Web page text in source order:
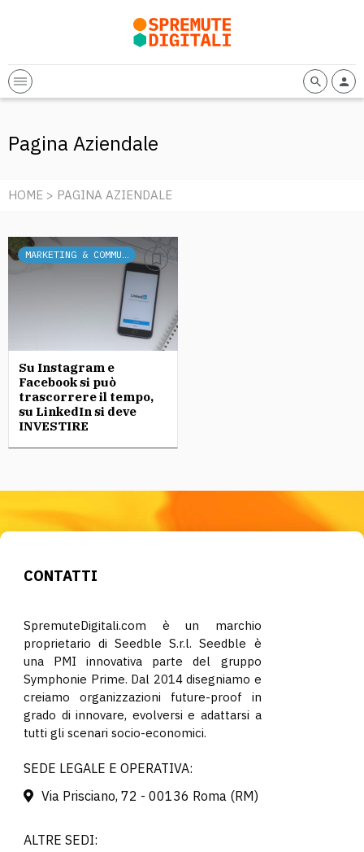
Pagina Aziendale
HOME > PAGINA AZIENDALE
MARKETING & COMMUNICATION
Su Instagram e
Facebook si può
trascorrere il tempo,
su LinkedIn si deve
INVESTIRE
CONTATTI
SpremuteDigitali.com è un marchio
proprietario di Seedble S.r.l. Seedble è
una PMI innovativa parte del gruppo
Symphonie Prime. Dal 2014 disegniamo e
creiamo organizzazioni future-proof in
grado di innovare, evolversi e adattarsi a
tutti gli scenari socio-economici.
SEDE LEGALE E OPERATIVA:
Via Prisciano, 72 - 00136 Roma (RM)
ALTRE SEDI: